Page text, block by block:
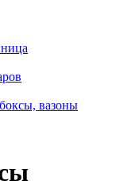
вазоны